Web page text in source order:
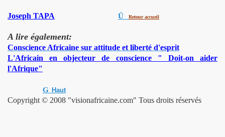
Joseph TAPA Ü Retour accueil
A lire également:
Conscience Africaine sur attitude et liberté d'esprit
L'Africain en objecteur de conscience " Doit-on aider
l'Afrique"
G Haut
Copyright © 2008 "visionafricaine.com" Tous droits réservés